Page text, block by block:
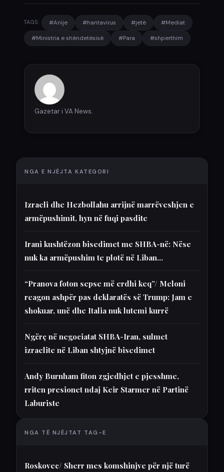
TAGS: #Anije #hantavirus #jetë #Mediat
#Ministria e shëndetësisë #Para #shperthim
Gazetar i VA News.
NGA E NJËJTA KATEGORI
Izraeli dhe Hezbollahu arrijnë marrëveshjen e
armëpushimit, hyn në fuqi pasdite
Irani kushtëzon bisedimet me SHBA-në: Nëse
nuk ka armëpushim te plotë në Liban…
“Pranova foton sepse më erdhi keq”/ Meloni
reagon ashpër pas deklaratës së Trump: Jam e
shokuar, unë dhe Italia nuk lutemi kurrë
Ngërç në negociatat SHBA-Iran, sulmet
izraelite në Liban shtyjnë bisedimet
Andy Burnham fiton zgjedhjet e pjesshme,
rriten presionet ndaj Keir Starmer në Partinë
Laburiste
NGA TË NJËJTAT TAG-E
Roskovec/ Sherr mes komshinjve për një turë